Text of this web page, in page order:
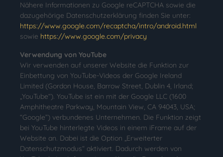
Nähere Informationen zu Google reCAPTCHA sowie die
dazugehörige Datenschutzerklärung finden Sie unter:
https://www.google.com/recaptcha/intro/android.html
sowie https://www.google.com/privacy
Verwendung von YouTube
Wir verwenden auf unserer Website die Funktion zur
Einbettung von YouTube-Videos der Google Ireland
Limited (Gordon House, Barrow Street, Dublin 4, Irland;
„YouTube“). YouTube ist ein mit der Google LLC (1600
Amphitheatre Parkway, Mountain View, CA 94043, USA;
“Google”) verbundenes Unternehmen. Die Funktion zeigt
bei YouTube hinterlegte Videos in einem iFrame auf der
Website an. Dabei ist die Option „Erweiterter
Datenschutzmodus“ aktiviert. Dadurch werden von